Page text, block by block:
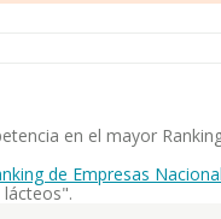
en el mayor
de Empresas Nacional